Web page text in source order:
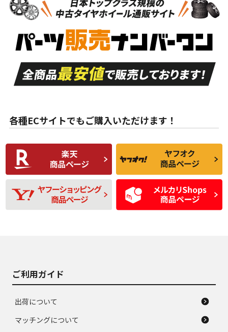
S
品）
S
新車外し品（新古
付き
A
走行距離も少なく、
目立つ傷もほとんど
ない中古品
A
走行距離も少なく、
非常に状態の良い中
古品
な中古品
んどない中古品
C
比較的きれいな中古
品
C
られるが、使用に問
題のない中古品
D
使用感や目立つ傷が
あり、一般的な中古
品
D
残り溝も少なく、偏
磨耗がみられ、短期
間使用できるくらい
の中古品
各種ECサイトでもご購入いただけます！
ご利用ガイド
出荷について
マッチングについて